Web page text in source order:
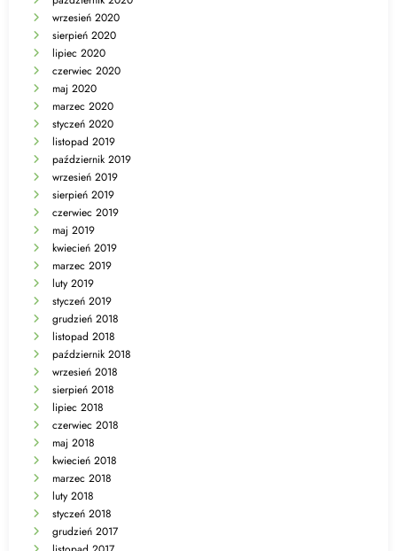
wrzesień 2020
sierpień 2020
lipiec 2020
czerwiec 2020
maj 2020
marzec 2020
styczeń 2020
listopad 2019
październik 2019
wrzesień 2019
sierpień 2019
czerwiec 2019
maj 2019
kwiecień 2019
marzec 2019
luty 2019
styczeń 2019
grudzień 2018
listopad 2018
październik 2018
wrzesień 2018
sierpień 2018
lipiec 2018
czerwiec 2018
maj 2018
kwiecień 2018
marzec 2018
luty 2018
styczeń 2018
grudzień 2017